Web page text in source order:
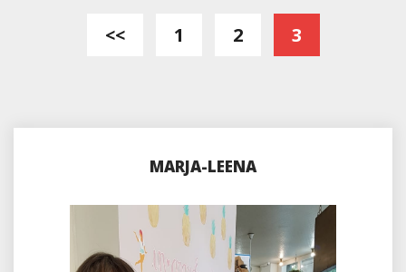
Artikkelien
<< 1 2 3
MARJA-LEENA